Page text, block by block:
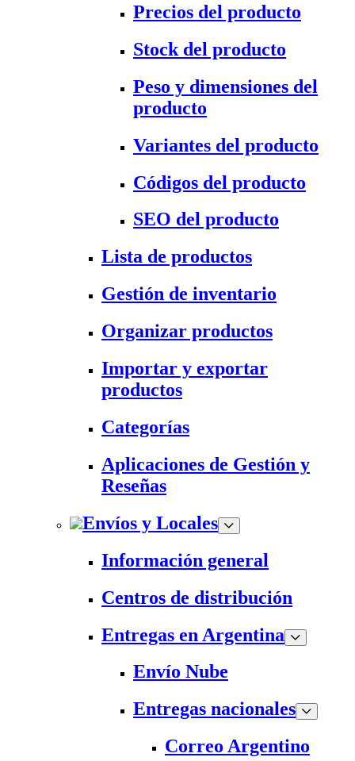
Precios del producto
Stock del producto
Peso y dimensiones del
producto
Variantes del producto
Códigos del producto
SEO del producto
Lista de productos
Gestión de inventario
Organizar productos
Importar y exportar
productos
Categorías
Aplicaciones de Gestión y
Reseñas
Envíos y Locales
Información general
Centros de distribución
Entregas en Argentina
Envío Nube
Entregas nacionales
Correo Argentino